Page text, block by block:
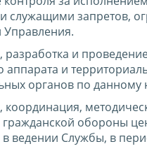
служащими запретов,
Управления.
разработка и
аппарата и
органов по данному
координация,
гражданской обороны
ведении Службы, в